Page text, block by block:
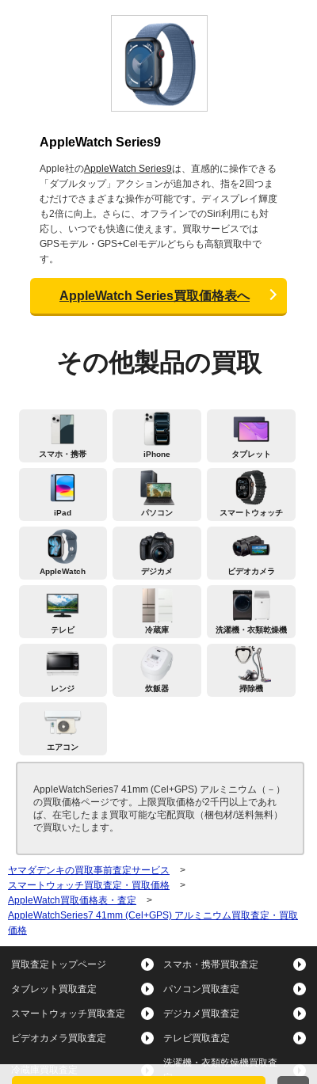
AppleWatch Series9
Apple社のAppleWatch Series9は、直感的に操作できる
「ダブルタップ」アクションが追加され、指を2回つま
むだけでさまざまな操作が可能です。ディスプレイ輝度
も2倍に向上。さらに、オフラインでのSiri利用にも対
応し、いつでも快適に使えます。買取サービスでは
GPSモデル・GPS+Celモデルどちらも高額買取中で
す。
AppleWatch Series買取価格表へ
その他製品の買取
スマホ・携帯 iPhone タブレット
iPad パソコン スマートウォッチ
AppleWatch デジカメ ビデオカメラ
テレビ 冷蔵庫 洗濯機・衣類乾燥機
レンジ 炊飯器 掃除機
エアコン
AppleWatchSeries7 41mm (Cel+GPS) アルミニウム（－）
の買取価格ページです。上限買取価格が2千円以上であれ
ば、在宅したまま買取可能な宅配買取（梱包材/送料無料）
で買取いたします。
ヤマダデンキの買取事前査定サービス
>
スマートウォッチ買取査定・買取価格
>
AppleWatch買取価格表・査定
>
AppleWatchSeries7 41mm (Cel+GPS) アルミニウム買取査定・買取
価格
買取査定トップページ スマホ・携帯買取査定
タブレット買取査定 パソコン買取査定
スマートウォッチ買取査定 デジカメ買取査定
ビデオカメラ買取査定 テレビ買取査定
洗濯機・衣類乾燥機買取査
定